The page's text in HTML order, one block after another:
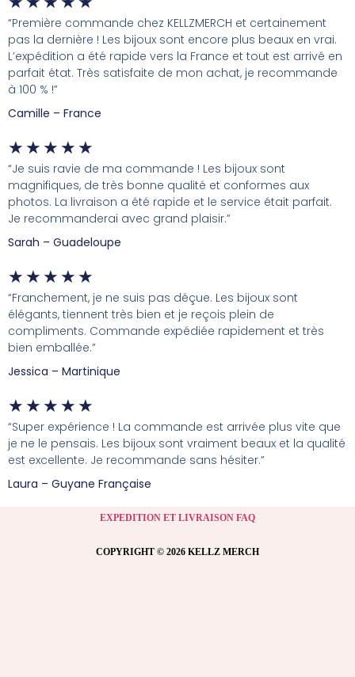
“Première commande chez KELLZMERCH et certainement
pas la dernière ! Les bijoux sont encore plus beaux en vrai.
L’expédition a été rapide vers la France et tout est arrivé en
parfait état. Très satisfaite de mon achat, je recommande
à 100 % !”
Camille – France
★ ★ ★ ★ ★
“Je suis ravie de ma commande ! Les bijoux sont
magnifiques, de très bonne qualité et conformes aux
photos. La livraison a été rapide et le service était parfait.
Je recommanderai avec grand plaisir.”
Sarah – Guadeloupe
★ ★ ★ ★ ★
“Franchement, je ne suis pas déçue. Les bijoux sont
élégants, tiennent très bien et je reçois plein de
compliments. Commande expédiée rapidement et très
bien emballée.”
Jessica – Martinique
★ ★ ★ ★ ★
“Super expérience ! La commande est arrivée plus vite que
je ne le pensais. Les bijoux sont vraiment beaux et la qualité
est excellente. Je recommande sans hésiter.”
Laura – Guyane Française
EXPEDITION ET LIVRAISON FAQ
COPYRIGHT © 2026 KELLZ MERCH